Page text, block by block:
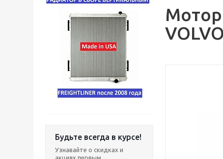
Будьте всегда в курсе!
Узнавайте о скидках и
акциях первым
Мотор